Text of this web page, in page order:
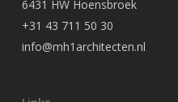
6431 HW Hoensbroek
+31 43 711 50 30
info@mh1architecten.nl